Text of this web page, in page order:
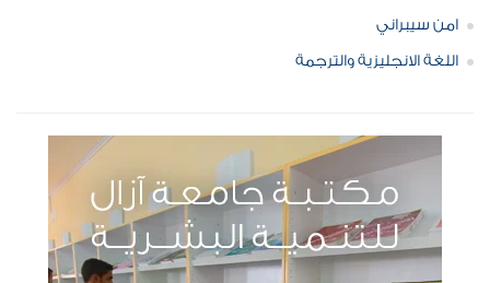
امن سيبراني
اللغة الانجليزية والترجمة